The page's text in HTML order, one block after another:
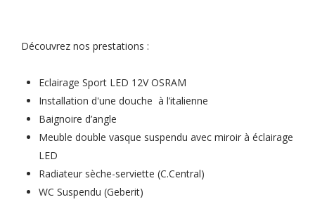
Découvrez nos prestations :
Eclairage Sport LED 12V OSRAM
Installation d'une douche à l’italienne
Baignoire d’angle
Meuble double vasque suspendu avec miroir à éclairage
LED
Radiateur sèche-serviette (C.Central)
WC Suspendu (Geberit)